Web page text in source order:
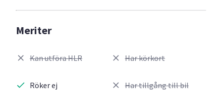
Meriter
Kan utföra HLR
Röker ej
Har körkort
Har tillgång till bil